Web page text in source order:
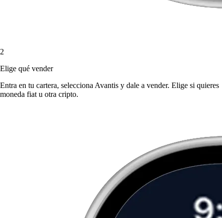
2
Elige qué vender
Entra en tu cartera, selecciona Avantis y dale a vender. Elige si quieres
moneda fiat u otra cripto.